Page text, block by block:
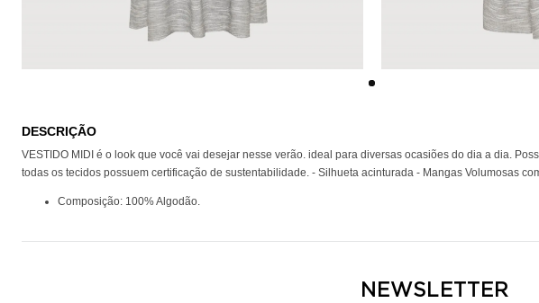
DESCRIÇÃO
VESTIDO MIDI é o look que você vai desejar nesse verão. ideal para diversas ocasiões do dia a dia.
todas os tecidos possuem certificação de sustentabilidade. - Silhueta acinturada - Mangas Volumosas
Composição: 100% Algodão.
NEWSLETTER